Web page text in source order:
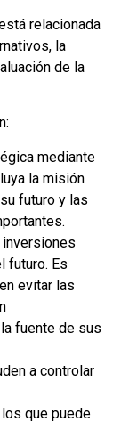
relacionada
la
de la
mediante
la misión
futuro y las
futuro. Es
evitar las
fuente de sus
a controlar
que puede